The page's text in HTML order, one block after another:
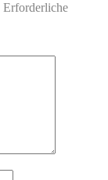
Erforderliche